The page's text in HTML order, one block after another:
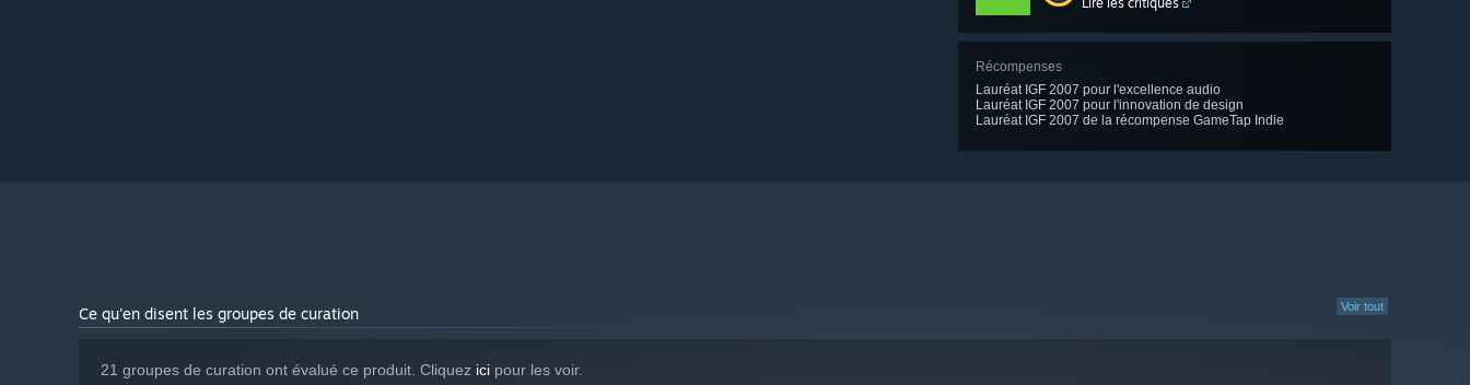
Récompenses
Lauréat IGF 2007 pour l'excellence audio
Lauréat IGF 2007 pour l'innovation de design
Lauréat IGF 2007 de la récompense GameTap Indie
Voir tout
Ce qu'en disent les groupes de curation
21 groupes de curation ont évalué ce produit. Cliquez ici pour les voir.